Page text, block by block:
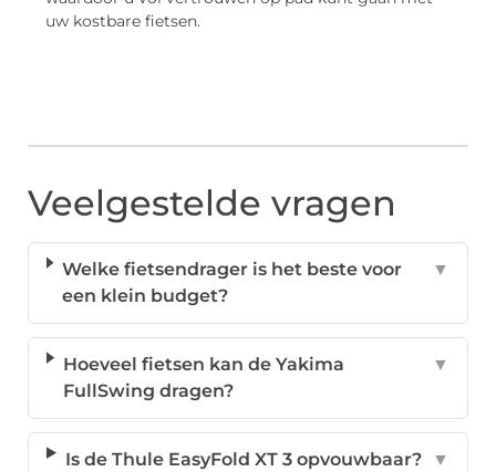
uw kostbare fietsen.
Veelgestelde vragen
Welke fietsendrager is het beste voor
een klein budget?
▼
Hoeveel fietsen kan de Yakima
FullSwing dragen?
▼
Is de Thule EasyFold XT 3 opvouwbaar? ▼